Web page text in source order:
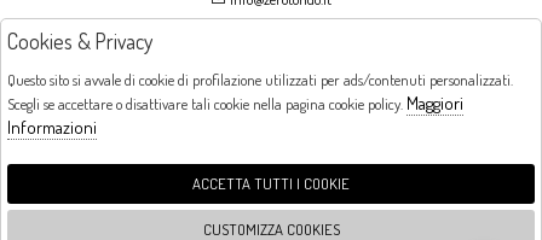
Orari di apertura
LUNEDI: CHIUSO LA MATTINA - DALLE 16:00 ALLE 20:00 DAL MARTEDI AL
Cookies & Privacy
Questo sito si avvale di cookie di profilazione utilizzati per ads/contenuti personalizzati.
Scegli se accettare o disattivare tali cookie nella pagina cookie policy. Maggiori
Informazioni
ACCETTA TUTTI I COOKIE
CUSTOMIZZA COOKIES